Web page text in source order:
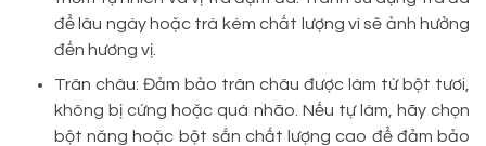
để lâu ngày hoặc trà kém chất lượng vì sẽ ảnh hưởng
đến hương vị.
Trân châu: Đảm bảo trân châu được làm từ bột tươi,
không bị cứng hoặc quá nhão. Nếu tự làm, hãy chọn
bột năng hoặc bột sắn chất lượng cao để đảm bảo